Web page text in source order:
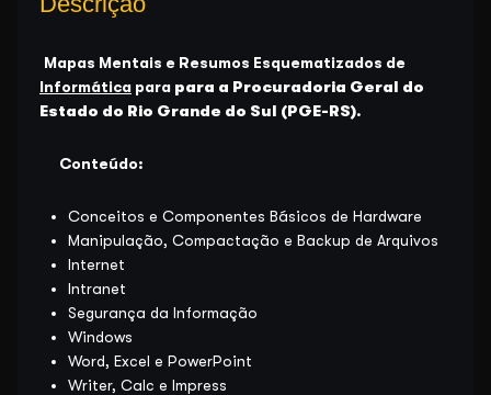
Mapas Mentais e Resumos Esquematizados de
Informática para para a Procuradoria Geral do
Estado do Rio Grande do Sul (PGE-RS).
Conteúdo:
Conceitos e Componentes Básicos de Hardware
Manipulação, Compactação e Backup de Arquivos
Internet
Intranet
Segurança da Informação
Windows
Word, Excel e PowerPoint
Writer, Calc e Impress